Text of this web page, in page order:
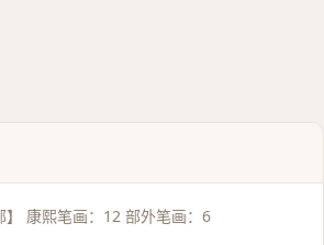
】 康熙笔画：12 部外笔画：6